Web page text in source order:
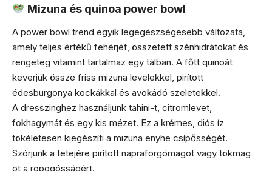
Mizuna és quinoa power bowl
A power bowl trend egyik legegészségesebb változata,
amely teljes értékű fehérjét, összetett szénhidrátokat és
rengeteg vitamint tartalmaz egy tálban. A főtt quinoát
keverjük össze friss mizuna levelekkel, pirított
édesburgonya kockákkal és avokádó szeletekkel.
A dresszinghez használjunk tahini-t, citromlevet,
fokhagymát és egy kis mézet. Ez a krémes, diós íz
tökéletesen kiegészíti a mizuna enyhe csípősségét.
Szórjunk a tetejére pirított napraforgómagot vagy tökmag
ot a ropogósságért.